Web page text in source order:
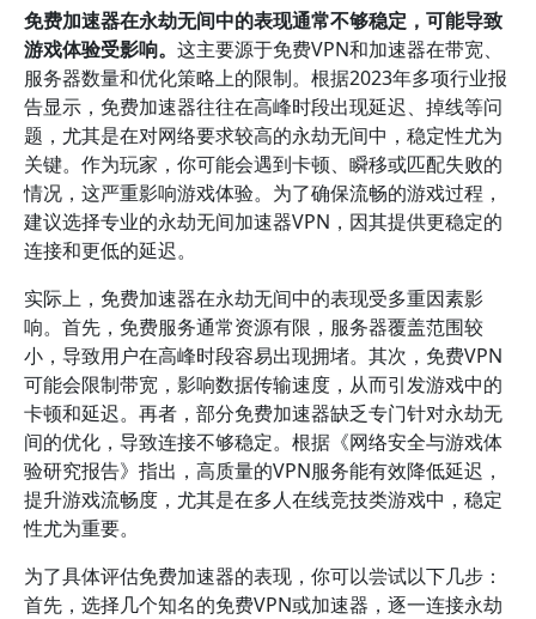
免费加速器在永劫无间中的表现通常不够稳定，可能导致
游戏体验受影响。 这主要源于免费VPN和加速器在带宽、
服务器数量和优化策略上的限制。根据2023年多项行业报
告显示，免费加速器往往在高峰时段出现延迟、掉线等问
题，尤其是在对网络要求较高的永劫无间中，稳定性尤为
关键。作为玩家，你可能会遇到卡顿、瞬移或匹配失败的
情况，这严重影响游戏体验。为了确保流畅的游戏过程，
建议选择专业的永劫无间加速器VPN，因其提供更稳定的
连接和更低的延迟。
实际上，免费加速器在永劫无间中的表现受多重因素影
响。首先，免费服务通常资源有限，服务器覆盖范围较
小，导致用户在高峰时段容易出现拥堵。其次，免费VPN
可能会限制带宽，影响数据传输速度，从而引发游戏中的
卡顿和延迟。再者，部分免费加速器缺乏专门针对永劫无
间的优化，导致连接不够稳定。根据《网络安全与游戏体
验研究报告》指出，高质量的VPN服务能有效降低延迟，
提升游戏流畅度，尤其是在多人在线竞技类游戏中，稳定
性尤为重要。
为了具体评估免费加速器的表现，你可以尝试以下几步：
首先，选择几个知名的免费VPN或加速器，逐一连接永劫